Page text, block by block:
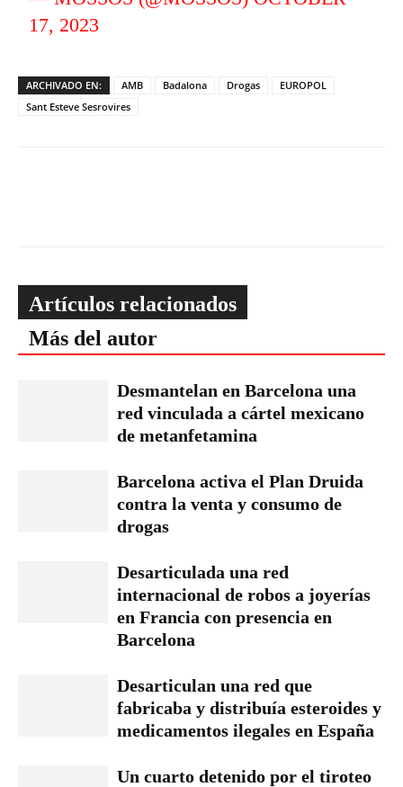
17, 2023
ARCHIVADO EN: AMB Badalona Drogas
EUROPOL
Sant Esteve Sesrovires
Artículos relacionados
Más del autor
Desmantelan en Barcelona una
red vinculada a cártel mexicano
de metanfetamina
Barcelona activa el Plan Druida
contra la venta y consumo de
drogas
Desarticulada una red
internacional de robos a joyerías
en Francia con presencia en
Barcelona
Desarticulan una red que
fabricaba y distribuía esteroides y
medicamentos ilegales en España
Un cuarto detenido por el tiroteo